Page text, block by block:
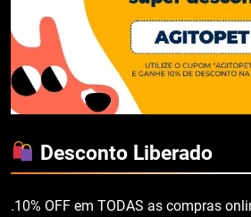
Desconto Liberado
.10% OFF em TODAS as compras